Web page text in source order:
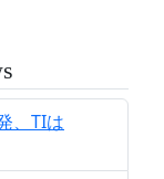
、TIは